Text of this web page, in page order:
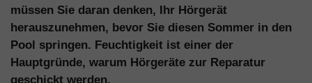
müssen Sie daran denken, Ihr Hörgerät
herauszunehmen, bevor Sie diesen Sommer in den
Pool springen. Feuchtigkeit ist einer der
Hauptgründe, warum Hörgeräte zur Reparatur
geschickt werden.